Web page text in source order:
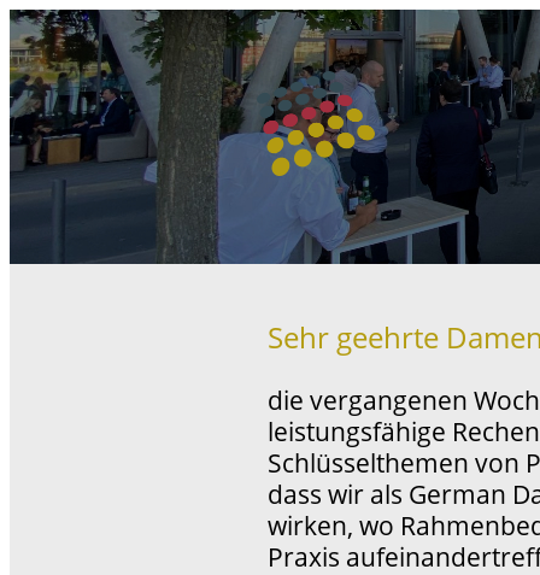
Sehr geehrte
die vergangenen
leistungsfähige
Schlüsselthemen von
dass wir als German
wirken, wo
Praxis